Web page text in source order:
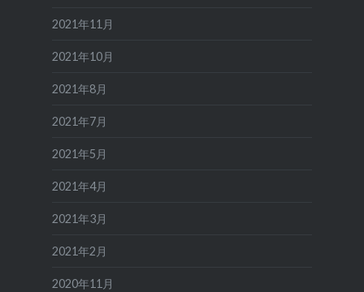
2021年11月
2021年10月
2021年8月
2021年7月
2021年5月
2021年4月
2021年3月
2021年2月
2020年11月